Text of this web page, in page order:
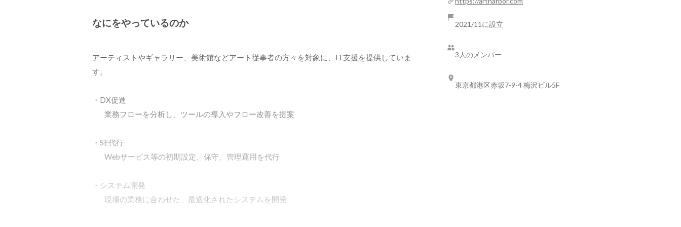
なにをやっているのか
アーティストやギャラリー、美術館などアート従事者の方々を対象に、IT支援を提供していま
す。
・DX促進
・SE代行
・システム開発
	現場の業務に合わせた、最適化されたシステムを開発
2021/11に設立
3人のメンバー
東京都港区赤坂7-9-4 梅沢ビル5F